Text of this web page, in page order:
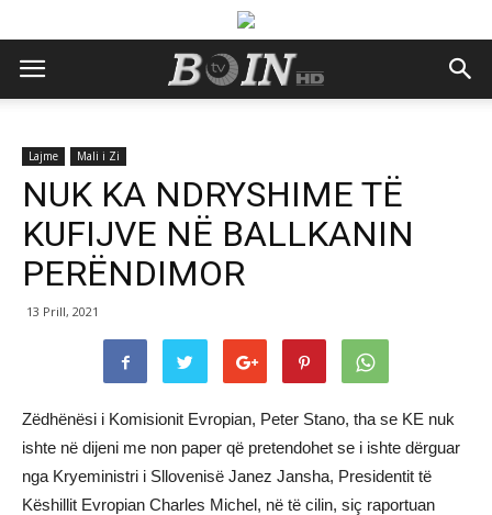
Lajme Mali i Zi
NUK KA NDRYSHIME TË
KUFIJVE NË BALLKANIN
PERËNDIMOR
13 Prill, 2021
Zëdhënësi i Komisionit Evropian, Peter Stano, tha se KE nuk
ishte në dijeni me non paper që pretendohet se i ishte dërguar
nga Kryeministri i Sllovenisë Janez Jansha, Presidentit të
Këshillit Evropian Charles Michel, në të cilin, siç raportuan